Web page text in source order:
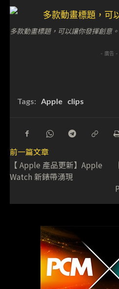
多款動畫標題，可以讓你發揮創意。
- 廣告 -
Tags: Apple clips
前一篇文章
【 Apple 產品更新】Apple
Watch 新錶帶湧現